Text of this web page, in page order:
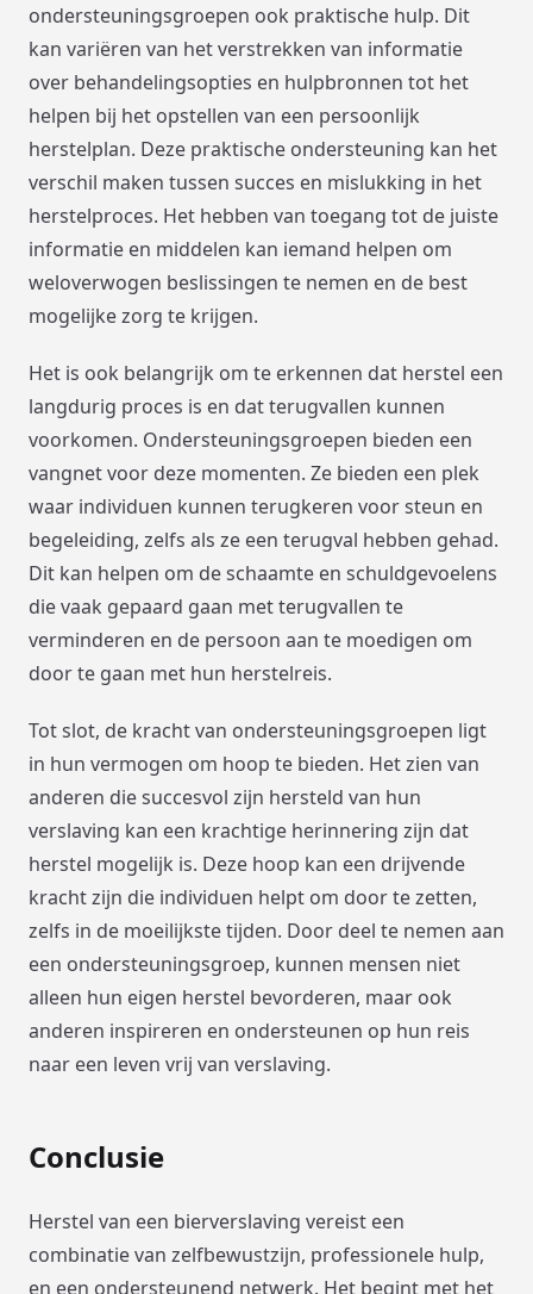
ondersteuningsgroepen ook praktische hulp. Dit
kan variëren van het verstrekken van informatie
over behandelingsopties en hulpbronnen tot het
helpen bij het opstellen van een persoonlijk
herstelplan. Deze praktische ondersteuning kan het
verschil maken tussen succes en mislukking in het
herstelproces. Het hebben van toegang tot de juiste
informatie en middelen kan iemand helpen om
weloverwogen beslissingen te nemen en de best
mogelijke zorg te krijgen.
Het is ook belangrijk om te erkennen dat herstel een
langdurig proces is en dat terugvallen kunnen
voorkomen. Ondersteuningsgroepen bieden een
vangnet voor deze momenten. Ze bieden een plek
waar individuen kunnen terugkeren voor steun en
begeleiding, zelfs als ze een terugval hebben gehad.
Dit kan helpen om de schaamte en schuldgevoelens
die vaak gepaard gaan met terugvallen te
verminderen en de persoon aan te moedigen om
door te gaan met hun herstelreis.
Tot slot, de kracht van ondersteuningsgroepen ligt
in hun vermogen om hoop te bieden. Het zien van
anderen die succesvol zijn hersteld van hun
verslaving kan een krachtige herinnering zijn dat
herstel mogelijk is. Deze hoop kan een drijvende
kracht zijn die individuen helpt om door te zetten,
zelfs in de moeilijkste tijden. Door deel te nemen aan
een ondersteuningsgroep, kunnen mensen niet
alleen hun eigen herstel bevorderen, maar ook
anderen inspireren en ondersteunen op hun reis
naar een leven vrij van verslaving.
Conclusie
Herstel van een bierverslaving vereist een
combinatie van zelfbewustzijn, professionele hulp,
en een ondersteunend netwerk. Het begint met het